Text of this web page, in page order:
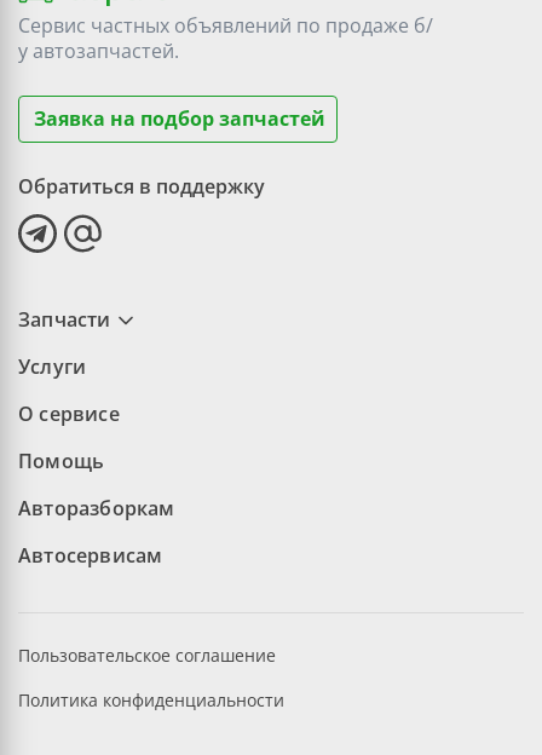
Сервис частных объявлений по продаже б/
уавтозапчастей.
Заявка на подбор запчастей
Обратиться в поддержку
Запчасти
Услуги
О сервисе
Помощь
Авторазборкам
Автосервисам
Пользовательское соглашение
Политика конфиденциальности